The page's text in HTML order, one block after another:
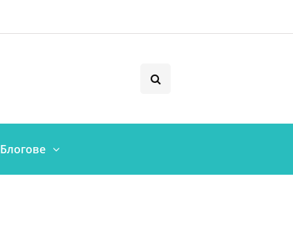
Блогове